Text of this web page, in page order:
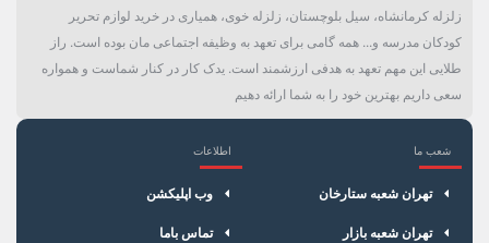
زلزله کرمانشاه، سیل بلوچستان، زلزله خوی، همیاری در خرید لوازم تحریر
کودکان مدرسه و... همه گامی برای تعهد به وظیفه اجتماعی مان بوده است. راز
طلایی این مهم تعهد به هدفی ارزشمند است. یدک کار در کنار شماست و همواره
سعی داریم بهترین خود را به شما ارائه دهیم
شعب ما
تهران شعبه ستارخان
تهران شعبه بازار
اطلاعات
وب اپلیکشن
تماس باما
×